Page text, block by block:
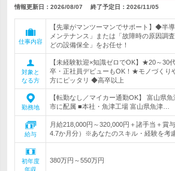
情報更新日：2026/08/07 終了予定日： 2026/11/05
仕事内容
【先輩がマンツーマンでサポート】◆半
メンテナンス」または「故障時の原因調
どの設備保全」をお任せ！
対象と
なる方
【未経験歓迎×知識ゼロでOK】★20～30
卒・正社員デビューもOK！★モノづくり
方にピッタリ ◆高卒以上
勤務地
【転勤なし／マイカー通勤OK】 富山県
市に配属 ■本社・魚津工場 富山県魚津…
給与
月給218,000円～320,000円＋諸手当＋賞
4.7か月分）※あなたのスキル・経験を考
初年度
年収
380万円～550万円